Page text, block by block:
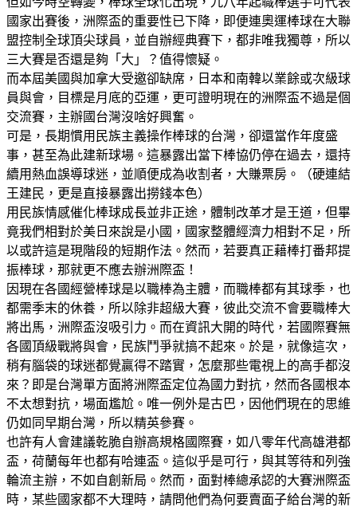
國家出賽後，洲際盃的重要性已下降，即便連奧運棒球在大聯
盟控制全球頂尖球員，並自辦經典賽下，都非唯我獨尊，所以
三大賽是否還是夠「大」？值得懷疑。
而本屆美國與加拿大受邀卻缺席，日本和南韓以業餘或次級球
員與會，目標是月底的亞運，更可證明現在的洲際盃不過是個
交流賽，主辦國台灣沒啥好興奮。
可是，長期慣用民族主義操作棒球的台灣，卻還當作年度盛
事，甚至為此建新球場。這暴露出當下棒協仍停在過去，還持
續用熱血誤導球迷，並順便成為收割者，大賺票房。（硬連結
王建民，更是直接暴露出撈錢本色）
用民族情感催化棒球成長並非正途，體制改革才是王道，但畢
竟我們相對於美日來說是小國，國家整體經濟力相對不足，所
以或許這是現階段的短期作法。然而，若要真正藉棒打番邦提
振棒球，那就更不應去辦洲際盃！
因現在各國經營棒球是以職棒為主體，而職棒都有其球季，也
都需季末的休養，所以除非超級大賽，彼此交流不會要職棒大
將出馬，洲際盃沒吸引力。而在資訊大開的時代，若國際賽無
各國頂級戰將與會，民族鬥爭就搞不起來。於是，就像這次，
稍有腦袋的球迷都覺贏得不踏實，怎麼那些電視上的高手都沒
來？即是台灣單方面將洲際盃定位為國力對抗，然而各國根本
不太想對抗，場面尷尬。唯一例外是古巴，因他們現在的思維
仍如同早期台灣，所以精英參賽。
也許有人會建議乾脆自辦高規格國際賽，如八零年代高雄港都
盃，荷蘭每年也都有哈連盃。這似乎是可行，與其等待和列強
輪流主辦，不如自創新局。然而，面對棒總承認的大賽洲際盃
時，某些國家都不大理時，請問他們為何要賣面子給台灣的新